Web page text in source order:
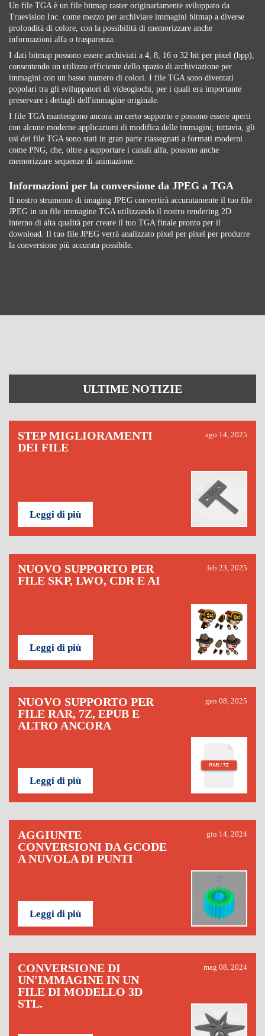
Un file TGA è un file bitmap raster originariamente sviluppato da
Truevision Inc. come mezzo per archiviare immagini bitmap a diverse
profondità di colore, con la possibilità di memorizzare anche
informazioni alfa o trasparenza.
I dati bitmap possono essere archiviati a 4, 8, 16 o 32 bit per pixel (bpp),
consentendo un utilizzo efficiente dello spazio di archiviazione per
immagini con un basso numero di colori. I file TGA sono diventati
popolari tra gli sviluppatori di videogiochi, per i quali era importante
preservare i dettagli dell'immagine originale.
I file TGA mantengono ancora un certo supporto e possono essere aperti
con alcune moderne applicazioni di modifica delle immagini; tuttavia, gli
usi dei file TGA sono stati in gran parte riassegnati a formati moderni
come PNG, che, oltre a supportare i canali alfa, possono anche
memorizzare sequenze di animazione.
Informazioni per la conversione da JPEG a TGA
Il nostro strumento di imaging JPEG convertirà accuratamente il tuo file
JPEG in un file immagine TGA utilizzando il nostro rendering 2D
interno di alta qualità per creare il tuo TGA finale pronto per il
download. Il tuo file JPEG verrà analizzato pixel per pixel per produrre
la conversione più accurata possibile.
ULTIME NOTIZIE
STEP MIGLIORAMENTI
DEI FILE
ago 14, 2025
Leggi di più
NUOVO SUPPORTO PER
FILE SKP, LWO, CDR E AI
feb 23, 2025
Leggi di più
NUOVO SUPPORTO PER
FILE RAR, 7Z, EPUB E
ALTRO ANCORA
gen 08, 2025
Leggi di più
AGGIUNTE
CONVERSIONI DA GCODE
A NUVOLA DI PUNTI
giu 14, 2024
Leggi di più
CONVERSIONE DI
UN'IMMAGINE IN UN
FILE DI MODELLO 3D
STL.
mag 08, 2024